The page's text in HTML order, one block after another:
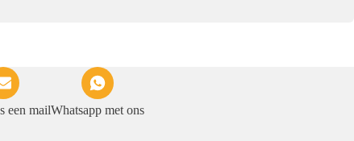
een mailWhatsapp met ons